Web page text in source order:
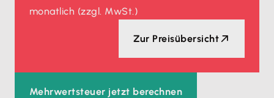
monatlich (zzgl. MwSt.)
Zur Preisübersicht
Mehrwertsteuer jetzt berechnen